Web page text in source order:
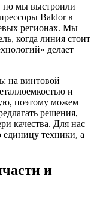
но мы выстроили
Baldor в
регионах. Мы
когда линия стоит
делает
на винтовой
и
поэтому можем
решения,
качества. Для нас
техники, а
и